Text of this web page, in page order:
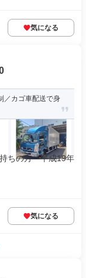
気になる
／カゴ車配送で身
ちの方 └平成19年
気になる